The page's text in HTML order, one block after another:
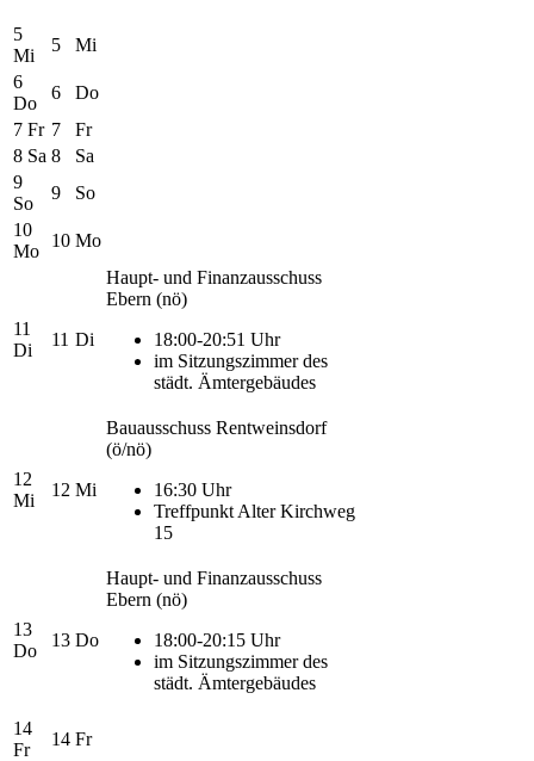
5
Mi
5
Mi
6
Do
6
Do
7 Fr 7
Fr
8 Sa 8
Sa
9
So
9
So
10
Mo
10 Mo
11
Di
11 Di
Haupt- und Finanzausschuss
Ebern (nö)
18:00-20:51 Uhr
im Sitzungszimmer des
städt. Ämtergebäudes
12
Mi
12 Mi
Bauausschuss Rentweinsdorf
(ö/nö)
16:30 Uhr
Treffpunkt Alter Kirchweg
15
13
Do
13 Do
Haupt- und Finanzausschuss
Ebern (nö)
18:00-20:15 Uhr
im Sitzungszimmer des
städt. Ämtergebäudes
14
Fr
14 Fr